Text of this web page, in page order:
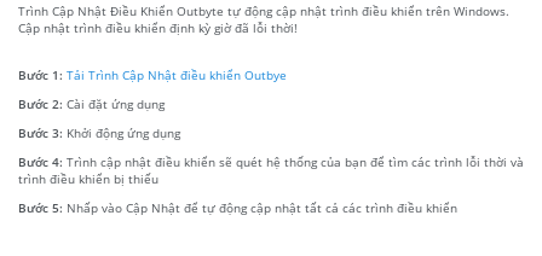
Trình Cập Nhật Điều Khiển Outbyte tự động cập nhật trình điều khiển trên Windows.
Cập nhật trình điều khiển định kỳ giờ đã lỗi thời!
Bước 1: Tải Trình Cập Nhật điều khiển Outbye
Bước 2: Cài đặt ứng dụng
Bước 3: Khởi động ứng dụng
Bước 4: Trình cập nhật điều khiển sẽ quét hệ thống của bạn để tìm các trình lỗi thời và
trình điều khiển bị thiếu
Bước 5: Nhấp vào Cập Nhật để tự động cập nhật tất cả các trình điều khiển